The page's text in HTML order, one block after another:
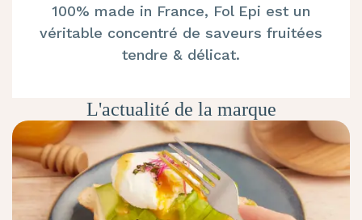
100% made in France, Fol Epi est un
véritable concentré de saveurs fruitées
tendre & délicat.
L'actualité de la marque